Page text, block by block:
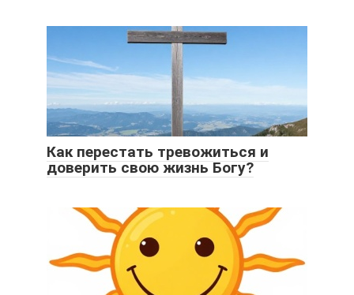
Как перестать тревожиться и
доверить свою жизнь Богу?